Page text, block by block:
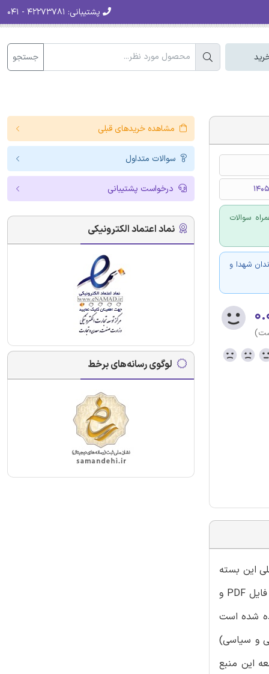
پشتیبانی:
جستجو
سوالات
شهدا و
این بسته
ارائه جزوه مصاحبه به همراه نمونه سوالات پرتکرار با پاسخنامه تشریحی میباشد. از دیگر ویژگی های برجسته این بسته دانلود فوری فایل PDF و
شده است
و سیاسی)
این منبع
مشاهده خریدهای قبلی
سوالات متداول
درخواست پشتیبانی
نماد اعتماد الکترونیکی
لوگوی رسانه‌های برخط